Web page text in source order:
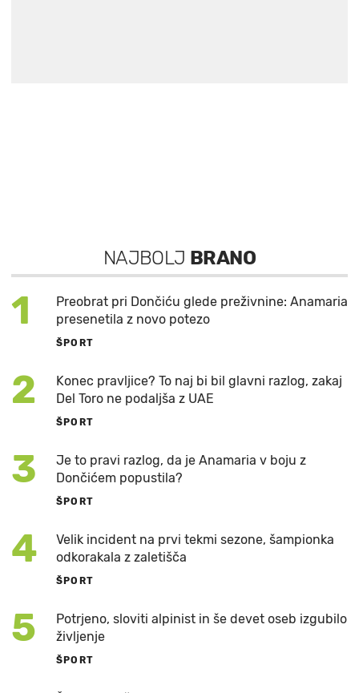
NAJBOLJ BRANO
1
Preobrat pri Dončiću glede preživnine: Anamaria
presenetila z novo potezo
ŠPORT
2
Konec pravljice? To naj bi bil glavni razlog, zakaj
Del Toro ne podaljša z UAE
ŠPORT
3
Je to pravi razlog, da je Anamaria v boju z
Dončićem popustila?
ŠPORT
4
Velik incident na prvi tekmi sezone, šampionka
odkorakala z zaletišča
ŠPORT
5
Potrjeno, sloviti alpinist in še devet oseb izgubilo
življenje
ŠPORT